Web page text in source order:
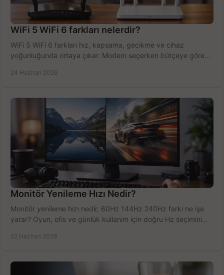
WiFi 5 WiFi 6 farkları nelerdir?
WiFi 5 WiFi 6 farkları hız, kapsama, gecikme ve cihaz
yoğunluğunda ortaya çıkar. Modem seçerken bütçeye göre
24 Haziran 2026
Monitör Yenileme Hızı Nedir?
Monitör yenileme hızı nedir, 60Hz 144Hz 240Hz farkı ne işe
yarar? Oyun, ofis ve günlük kullanım için doğru Hz seçimini
22 Haziran 2026